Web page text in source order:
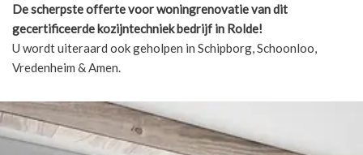
De scherpsteofferte voor woningrenovatie van dit
gecertificeerde kozijntechniek bedrijf in Rolde!
U wordt uiteraard ook geholpen in Schipborg, Schoonloo,
Vredenheim & Amen.